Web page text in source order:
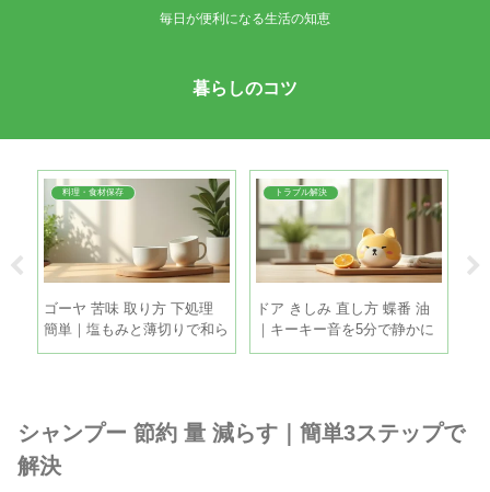
毎日が便利になる生活の知恵
暮らしのコツ
料理・食材保存
ゴーヤ 苦味 取り方 下処理
簡単｜塩もみと薄切りで和ら
げる手順
トラブル解決
ドア きしみ 直し方 蝶番 油
｜キーキー音を5分で静かに
する手順
シャンプー 節約 量 減らす｜簡単3ステップで
解決